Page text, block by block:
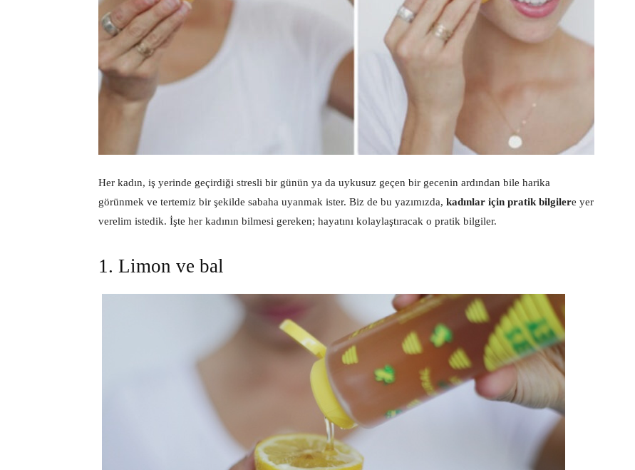
Her kadın, iş yerinde geçirdiği stresli bir günün ya da uykusuz geçen bir gecenin ardından bile harika
görünmek ve tertemiz bir şekilde sabaha uyanmak ister. Biz de bu yazımızda, kadınlar için pratik bilgilere yer
verelim istedik. İşte her kadının bilmesi gereken; hayatını kolaylaştıracak o pratik bilgiler.
1. Limon ve bal